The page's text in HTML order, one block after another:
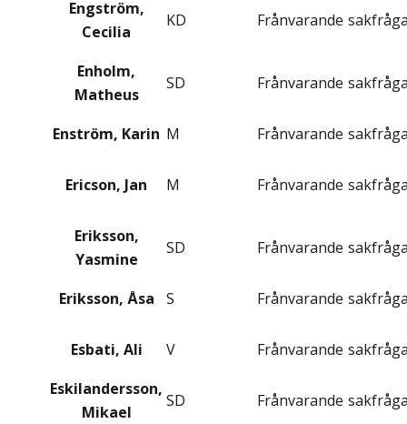
Engström,
Cecilia
KD Frånvarande
Enholm,
Matheus
SD Frånvarande
Enström, Karin M Frånvarande
Ericson, Jan M Frånvarande
Eriksson,
Yasmine
SD Frånvarande
Eriksson, Åsa S Frånvarande
Esbati, Ali V Frånvarande
Eskilandersson,
Mikael
SD Frånvarande